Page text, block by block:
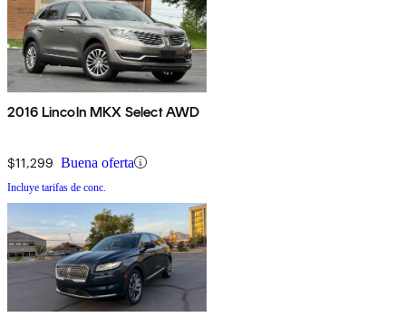
2016 Lincoln MKX Select AWD
$11,299 Buena oferta
Incluye tarifas de conc.